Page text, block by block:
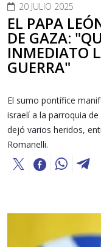
20 JULIO 2025
EL PAPA
DE GAZA:
INMEDIATO
GUERRA"
El sumo pontífice
israelí a la parroquia
dejó varios heridos,
Romanelli.